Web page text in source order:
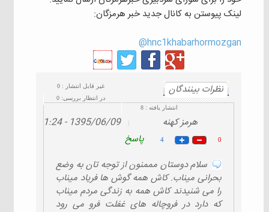
لینک پیوستن به کانال جدید خبر هرمزگان:
hnc1khabarhormozgan@
نظرات بينندگان غیر قابل انتشار :0
در انتظار بررسی: 0
انتشار یافته :8
هرمز کهنه 1395/06/09 - 11:24
0
4
پاسخ
سلام دوستان مممنون از توجه تان به وضع
بحرانی میناب. کاش همه گوش ها فریاد میناب
را می شنیدند کاش همه به زندگی مردم میناب
که دارد در فروچاله های غفلت فرو می رود